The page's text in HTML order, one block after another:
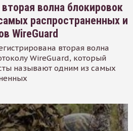
волна блокировок
распространенных и
WireGuard
вторая волна
WireGuard, который
называют одним из самых